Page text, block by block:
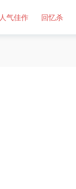
人气佳作 回忆杀